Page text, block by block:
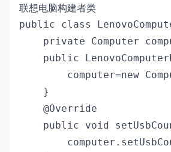
联想电脑构建者类
public class
private Computer
public
computer=new
    }
    @Override
public void